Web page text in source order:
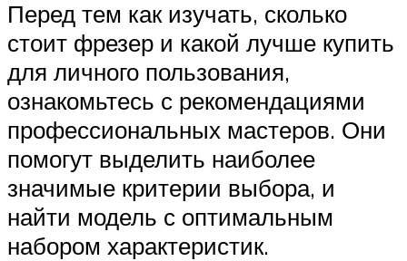
Перед тем как изучать, сколько
стоит фрезер и какой лучше купить
для личного пользования,
ознакомьтесь с рекомендациями
профессиональных мастеров. Они
помогут выделить наиболее
значимые критерии выбора, и
найти модель с оптимальным
набором характеристик.